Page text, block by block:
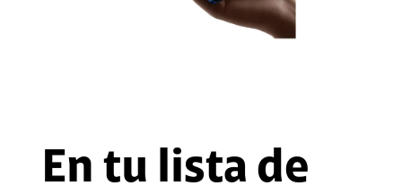
En tu lista de